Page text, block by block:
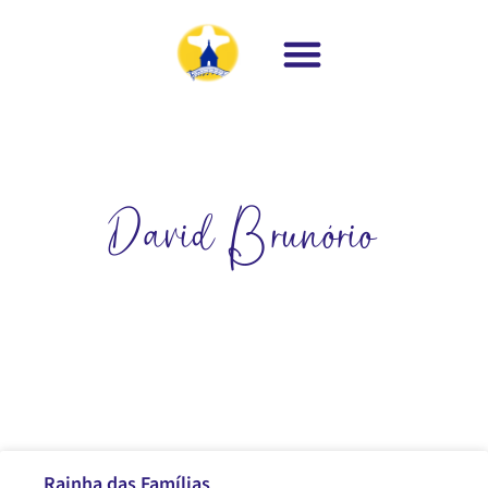
David Brunório